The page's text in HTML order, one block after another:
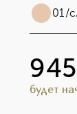
01/
945
будет